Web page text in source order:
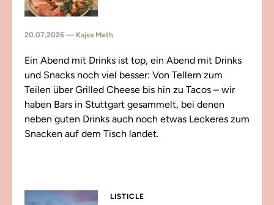
20.07.2026 — Kajsa Meth
Ein Abend mit Drinks ist top, ein Abend mit Drinks
und Snacks noch viel besser: Von Tellern zum
Teilen über Grilled Cheese bis hin zu Tacos – wir
haben Bars in Stuttgart gesammelt, bei denen
neben guten Drinks auch noch etwas Leckeres zum
Snacken auf dem Tisch landet.
LISTICLE